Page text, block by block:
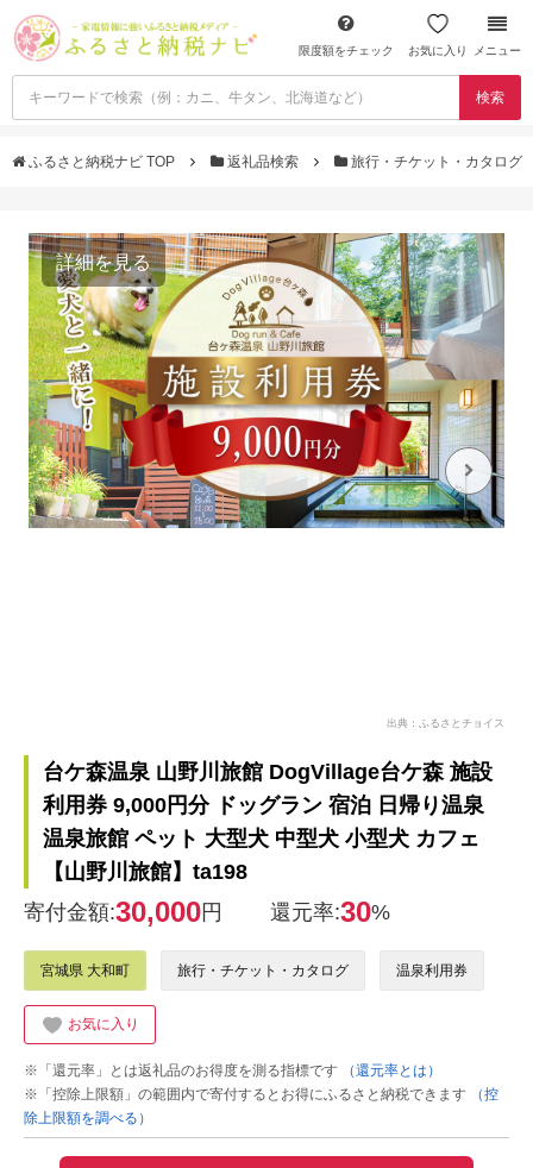
限度額をチェック お気に入り メニュー
検索
ふるさと納税ナビ TOP 返礼品検索 旅行・チケット・カタログ
詳細を見る
出典：ふるさとチョイス
台ケ森温泉 山野川旅館 DogVillage台ケ森 施設
利用券 9,000円分 ドッグラン 宿泊 日帰り温泉
温泉旅館 ペット 大型犬 中型犬 小型犬 カフェ
【山野川旅館】ta198
寄付金額:30,000円 還元率:30%
宮城県 大和町 旅行・チケット・カタログ 温泉利用券
お気に入り
※「還元率」とは返礼品のお得度を測る指標です
（還元率とは）
※「控除上限額」の範囲内で寄付するとお得にふるさと納税できます
（控
除上限額を調べる）